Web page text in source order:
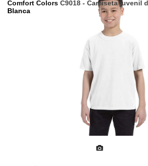
Comfort Colors C9018 - Camiseta juvenil
Blanca